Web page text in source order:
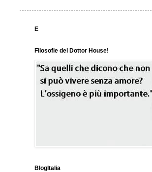
E
Filosofie del Dottor House!
BlogItalia